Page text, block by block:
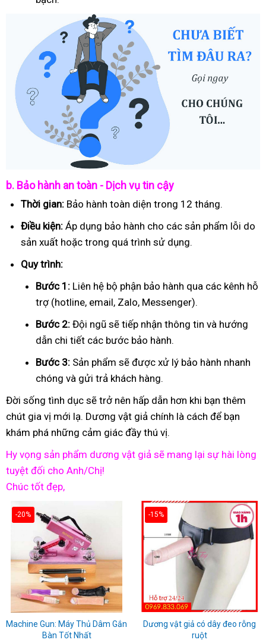
b. Bảo hành an toàn - Dịch vụ tin cậy
Thời gian: Bảo hành toàn diện trong 12 tháng.
Điều kiện: Áp dụng bảo hành cho các sản phẩm lỗi do
sản xuất hoặc trong quá trình sử dụng.
Quy trình:
Bước 1: Liên hệ bộ phận bảo hành qua các kênh hỗ
trợ (hotline, email, Zalo, Messenger).
Bước 2: Đội ngũ sẽ tiếp nhận thông tin và hướng
dẫn chi tiết các bước bảo hành.
Bước 3: Sản phẩm sẽ được xử lý bảo hành nhanh
chóng và gửi trả khách hàng.
Đời sống tình dục sẽ trở nên hấp dẫn hơn khi bạn thêm
chút gia vị mới lạ. Dương vật giả chính là cách để bạn
khám phá những cảm giác đầy thú vị.
Hy vọng sản phẩm dương vật giả sẽ mang lại sự hài lòng
tuyệt đối cho Anh/Chị!
Chúc tốt đẹp,
-20%
Machine Gun: Máy Thủ Dâm Gắn
Bàn Tốt Nhất
-15%
Dương vật giả có dây đeo rỗng
ruột